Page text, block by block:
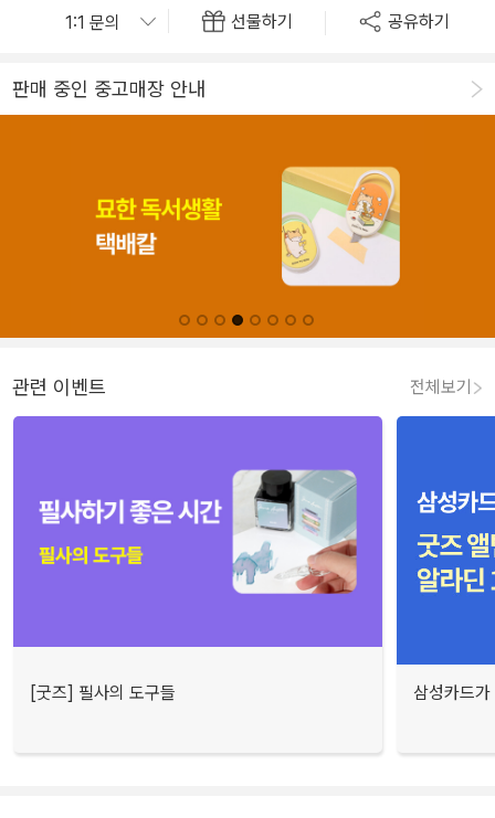
선물하기 공유하기
판매 중인 중고매장 안내
관련 이벤트 전체보기
[굿즈] 필사의 도구들 삼성카드